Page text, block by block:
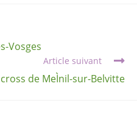
Vosges
Article suivant
de MeÌnil-sur-Belvitte